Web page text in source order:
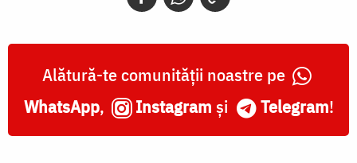
Alătură-te comunității noastre pe
WhatsApp, Instagram și Telegram!